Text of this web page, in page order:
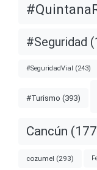
#Seguridad
#SeguridadVial (243)
#Turismo (393)
Cancún
cozumel (293)